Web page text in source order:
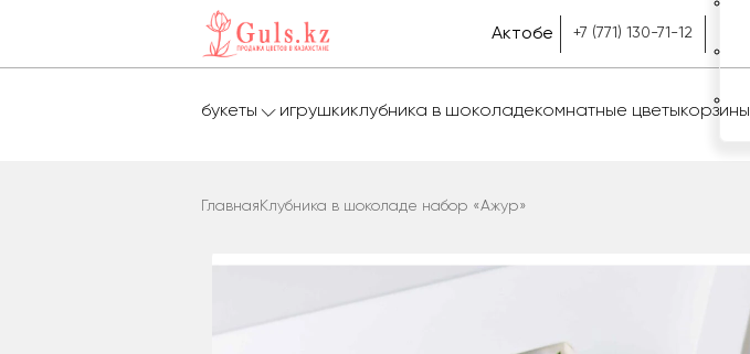
Актобе +7 (771) 130-71-12
букеты игрушкиклубника в шоколадекомнатные цветыкорзины
Главная Клубника в шоколаде набор «Ажур»